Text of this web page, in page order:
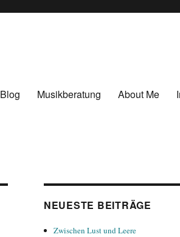
Blog Musikberatung About Me
NEUESTE BEITRÄGE
Zwischen Lust und Leere